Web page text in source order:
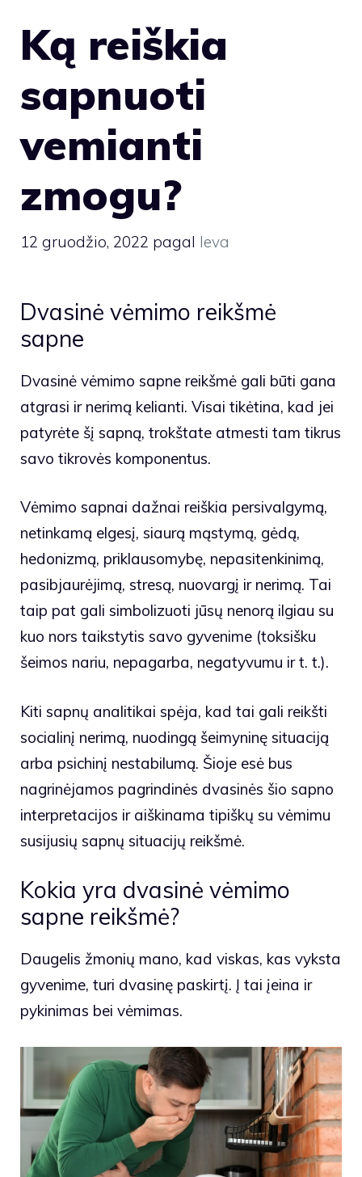
Ką reiškia
sapnuoti
vemianti
zmogu?
12 gruodžio, 2022 pagal Ieva
Dvasinė vėmimo reikšmė
sapne
Dvasinė vėmimo sapne reikšmė gali būti gana
atgrasi ir nerimą kelianti. Visai tikėtina, kad jei
patyrėte šį sapną, trokštate atmesti tam tikrus
savo tikrovės komponentus.
Vėmimo sapnai dažnai reiškia persivalgymą,
netinkamą elgesį, siaurą mąstymą, gėdą,
hedonizmą, priklausomybę, nepasitenkinimą,
pasibjaurėjimą, stresą, nuovargį ir nerimą. Tai
taip pat gali simbolizuoti jūsų nenorą ilgiau su
kuo nors taikstytis savo gyvenime (toksišku
šeimos nariu, nepagarba, negatyvumu ir t. t.).
Kiti sapnų analitikai spėja, kad tai gali reikšti
socialinį nerimą, nuodingą šeimyninę situaciją
arba psichinį nestabilumą. Šioje esė bus
nagrinėjamos pagrindinės dvasinės šio sapno
interpretacijos ir aiškinama tipiškų su vėmimu
susijusių sapnų situacijų reikšmė.
Kokia yra dvasinė vėmimo
sapne reikšmė?
Daugelis žmonių mano, kad viskas, kas vyksta
gyvenime, turi dvasinę paskirtį. Į tai įeina ir
pykinimas bei vėmimas.